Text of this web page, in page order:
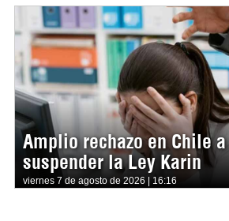
Amplio rechazo en Chile
suspender la Ley Karin
viernes 7 de agosto de 2026 | 16:16